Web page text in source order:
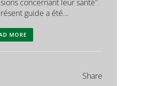
concernant leur santé".
guide a été...
MORE
Share